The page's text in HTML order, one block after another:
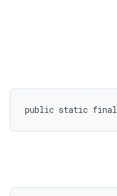
public static final